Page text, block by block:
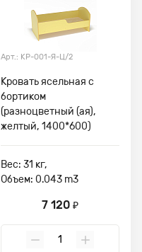
Арт.: КР-001-Я-Ц/2
Кровать ясельная с
бортиком
(разноцветный (ая),
желтый, 1400*600)
Вес: 31 кг,
Объем: 0.043 m3
7 120 ₽